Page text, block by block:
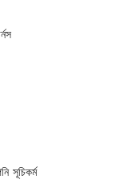
সূচিকর্ম